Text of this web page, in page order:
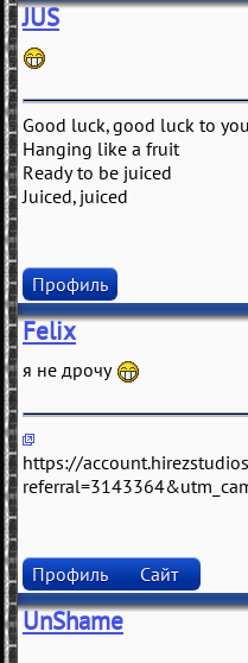
JUS
Good luck, good luck to you
Hanging like a fruit
Ready to be juiced
Juiced, juiced
Профиль
Felix
я не дрочу
https://
Профиль Сайт
UnShame